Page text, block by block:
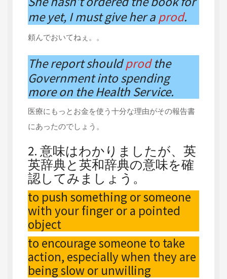
me yet, I must give her a prod.
頼んでおいてねぇ。。
The report shouldprodthe
Government into spending
more on the Health Service.
医療にもっとお金を使う十分な理由がその報告書
にあったのでしょう。
2. 意味はわかりましたが、英
英辞典と英和辞典の意味を確
認してみましょう。
to push something or someone
with your finger or a pointed
object
to encourage someone to take
action, especially when they are
being slow or unwilling